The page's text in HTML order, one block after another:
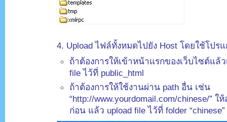
4. Upload ไฟล์ทั้งหมดไปยัง Host โดยใช้โปร
ถ้าต้องการให้เข้าหน้าแรกของเว็บไซต์แล้ว
file ไว้ที่ public_html
ถ้าต้องการให้ใช้งานผ่าน path อื่น เช่น
“http://www.yourdomail.com/chinese/” ใ
ก่อน แล้ว upload file ไว้ที่ folder “chinese”